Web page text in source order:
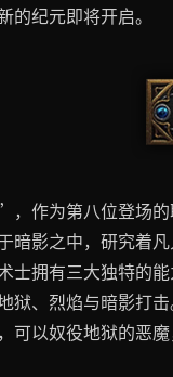
的纪元即将开启。
作为第八位登场的
暗影之中，研究着
士拥有三大独特
狱、烈焰与暗影打
可以奴役地狱的恶